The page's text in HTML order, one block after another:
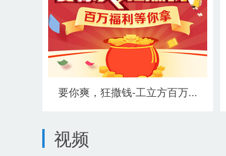
要你爽，狂撒钱-工立方百万...
视频